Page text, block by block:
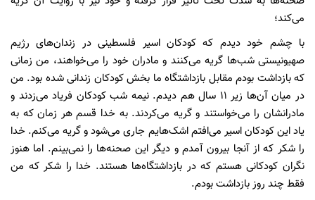
می‌کند؛
با چشم خود دیدم که کودکان اسیر فلسطینی در زندان‌های رژیم
صهیونیستی شب‌ها گریه می‌کنند و مادران خود را می‌خواهند، من زمانی
که بازداشت بودم مقابل بازداشتگاه ما بخش کودکان زندانی شده بود. من
در میان آن‌ها زیر ۱۱ سال هم دیدم. نیمه شب کودکان فریاد می‌زدند و
مادرانشان را می‌خواستند و گریه می‌کردند. به خدا قسم هر زمان که به
یاد این کودکان اسیر می‌افتم اشک‌هایم جاری می‌شود و گریه می‌کنم. خدا
را شکر که از آنجا بیرون آمدم و دیگر این صحنه‌ها را نمی‌بینم. اما هنوز
نگران کودکانی هستم که در بازداشتگاه‌ها هستند. خدا را شکر که من
فقط چند روز بازداشت بودم.